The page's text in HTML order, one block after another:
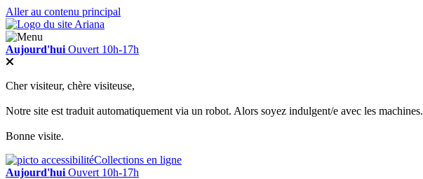
Aller au contenu principal
Aujourd'hui Ouvert 10h-17h
Cher visiteur, chère visiteuse,
Notre site est traduit automatiquement via un robot. Alors soyez indulgent/e avec les machines.
Bonne visite.
Collections en ligne
Aujourd'hui Ouvert 10h-17h